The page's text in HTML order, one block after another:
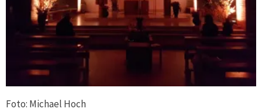
Foto: Michael Hoch